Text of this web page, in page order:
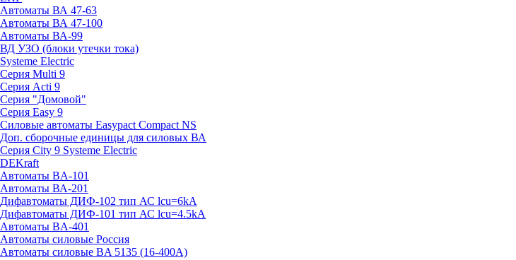
Автоматы ВА 47-63
Автоматы ВА 47-100
Автоматы ВА-99
ВД УЗО (блоки утечки тока)
Systeme Electric
Серия Multi 9
Серия Acti 9
Серия "Домовой"
Серия Easy 9
Силовые автоматы Easypact Compact NS
Доп. сборочные единицы для силовых ВА
Серия City 9 Systeme Electric
DEKraft
Автоматы BA-101
Автоматы ВА-201
Дифавтоматы ДИФ-102 тип АС lcu=6kA
Дифавтоматы ДИФ-101 тип АС lcu=4.5kA
Автоматы BA-401
Автоматы силовые Россия
Автоматы силовые BA 5135 (16-400А)